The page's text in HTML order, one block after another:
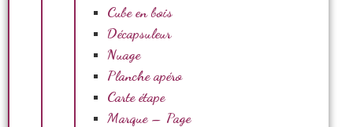
Cube en bois
Décapsuleur
Nuage
Planche apéro
Carte étape
Marque – Page